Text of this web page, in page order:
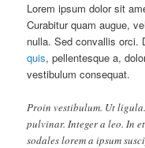
Lorem ipsum dolor sit
Curabitur quam augue,
nulla. Sed convallis
quis, pellentesque a,
vestibulum consequat.
Proin vestibulum. Ut
pulvinar. Integer a leo. In
sodales lorem a ipsum